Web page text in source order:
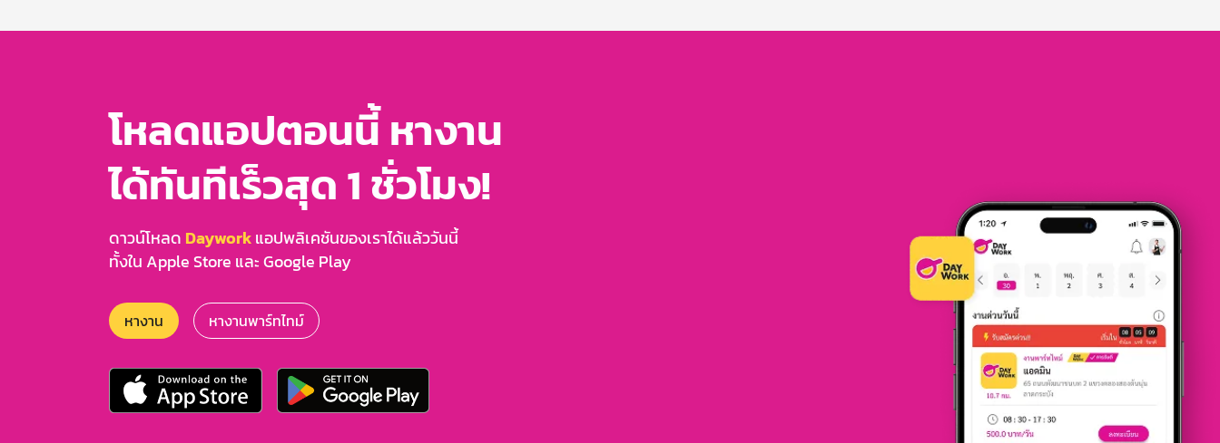
โหลดแอปตอนนี้ หางาน
ได้ทันทีเร็วสุด 1 ชั่วโมง!
ดาวน์โหลด Dayworkแอปพลิเคชันของเราได้แล้ววันนี้
ทั้งใน Apple Store และ Google Play
หางาน หางานพาร์ทไทม์